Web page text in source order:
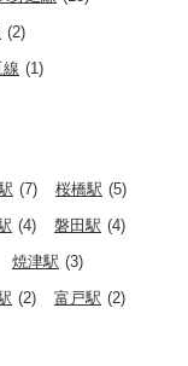
(2)
(1)
(7) 桜橋駅 (5)
(4) 磐田駅 (4)
焼津駅 (3)
(2) 富戸駅 (2)